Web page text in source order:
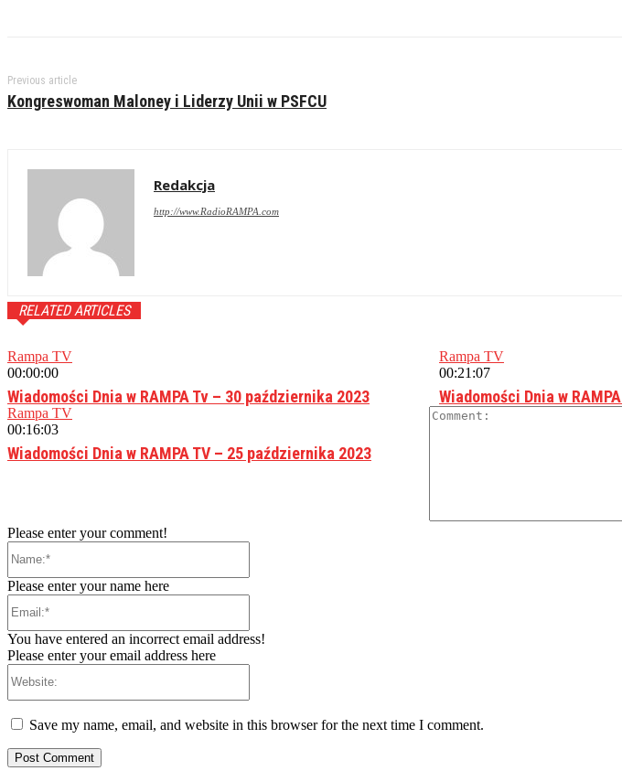
Previous article
Kongreswoman Maloney i Liderzy Unii w PSFCU
Redakcja
http://www.RadioRAMPA.com
RELATED ARTICLES
Rampa TV
00:00:00
Wiadomości Dnia w RAMPA Tv – 30 października 2023
Rampa TV
00:21:07
Wiadomości Dnia w
Rampa TV
00:16:03
Wiadomości Dnia w RAMPA TV – 25 października 2023
Please enter your comment!
Please enter your name here
You have entered an incorrect email address!
Please enter your email address here
Save my name, email, and website in this browser for the next time I comment.